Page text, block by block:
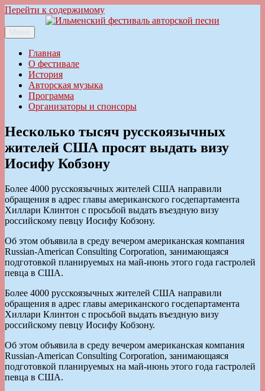
Перейти к содержимому
Ильменский фестиваль авторской песни
Меню
Главная
О фестивале
История
Авторская музыка
Программа
Организаторы и спонсоры
Несколько тысяч русскоязычных
жителей США просят выдать визу
Иосифу Кобзону
Более 4000 русскоязычных жителей США направили
обращения в адрес главы американского госдепартамента
Хиллари Клинтон с просьбой выдать въездную визу
российскому певцу Иосифу Кобзону.
Об этом объявила в среду вечером американская компания
Russian-American Consulting Corporation, занимающаяся
подготовкой планируемых на май-июнь этого года гастролей
певца в США.
Более 4000 русскоязычных жителей США направили
обращения в адрес главы американского госдепартамента
Хиллари Клинтон с просьбой выдать въездную визу
российскому певцу Иосифу Кобзону.
Об этом объявила в среду вечером американская компания
Russian-American Consulting Corporation, занимающаяся
подготовкой планируемых на май-июнь этого года гастролей
певца в США.